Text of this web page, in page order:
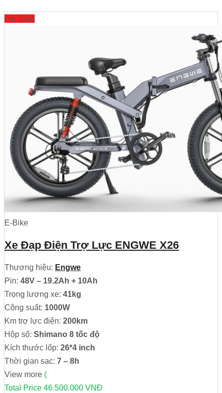
For Sale
E-Bike
Xe Đạp Điện Trợ Lực ENGWE X26
Thương hiệu: Engwe
Pin: 48V – 19.2Ah + 10Ah
Trọng lượng xe: 41kg
Công suất: 1000W
Km trợ lực điện: 200km
Hộp số: Shimano 8 tốc độ
Kích thước lốp: 26*4 inch
Thời gian sạc: 7 – 8h
View more (
Total Price 46.500.000 VNĐ